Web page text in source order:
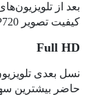
کیفیت تصویر P720 را داشتند.
Full HD
حاضر بیشترین